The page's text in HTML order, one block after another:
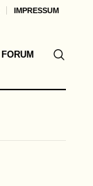
IMPRESSUM
FORUM